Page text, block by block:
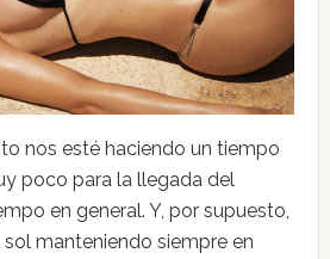
nos esté haciendo un tiempo
poco para la llegada del
en general. Y, por supuesto,
manteniendo siempre en